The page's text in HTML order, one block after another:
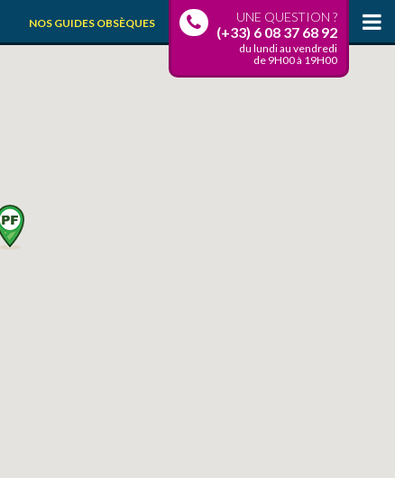
UNE QUESTION ?
(+33) 6 08 37 68 92
du lundi au vendredi
de 9H00 à 19H00
NOS GUIDES OBSÈQUES